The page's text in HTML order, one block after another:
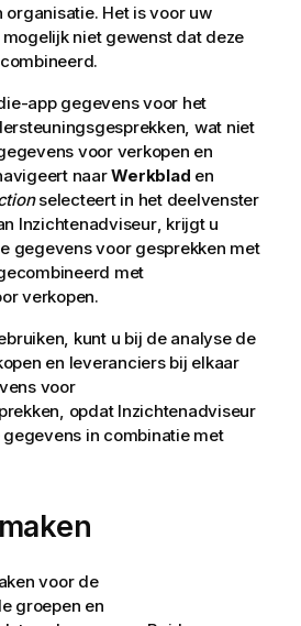
Het is voor uw
niet gewenst dat deze
app gegevens voor het
wat niet
voor verkopen en
naarWerkblad en
selecteert in het deelvenster
Inzichtenadviseur, krijgt u
gegevens voor gesprekken met
met
verkopen.
kunt u bij de analyse de
en leveranciers bij elkaar
voor
opdat Inzichtenadviseur
in combinatie met
voor de
groepen en